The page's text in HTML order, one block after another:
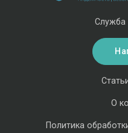
О
Политика
Служба